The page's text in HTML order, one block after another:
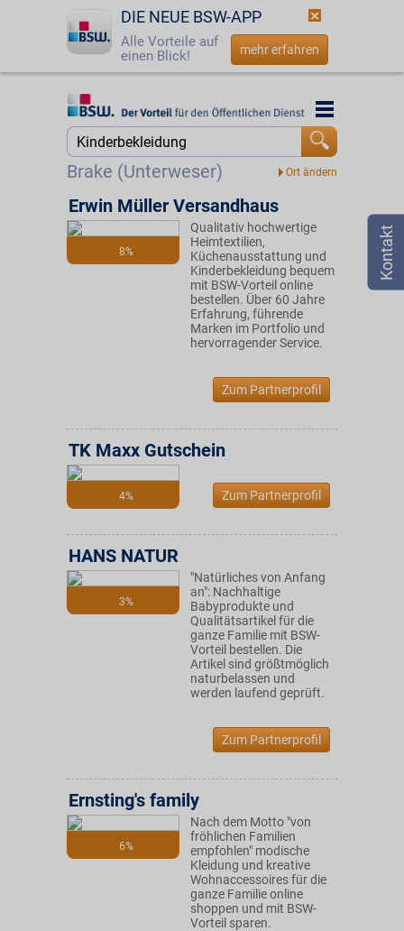
DIE NEUE BSW-APP
Alle Vorteile auf
einen Blick!
mehr erfahren
Startseite
Jetzt BSW-Mitglied werden
Login
☎ 0800 - 279 25 82
Brake (Unterweser)
Startseite
8%
Erwin Müller Versandhaus
Qualitativ hochwertige
Heimtextilien,
Küchenausstattung und
Kinderbekleidung bequem
mit BSW-Vorteil online
bestellen. Über 60 Jahre
Erfahrung, führende
Marken im Portfolio und
hervorragender Service.
Zum Partnerprofil
4%
TK Maxx Gutschein
Zum Partnerprofil
3%
HANS NATUR
"Natürliches von Anfang
an": Nachhaltige
Babyprodukte und
Qualitätsartikel für die
ganze Familie mit BSW-
Vorteil bestellen. Die
Artikel sind größtmöglich
naturbelassen und
werden laufend geprüft.
Zum Partnerprofil
6%
Ernsting's family
Nach dem Motto "von
fröhlichen Familien
empfohlen" modische
Kleidung und kreative
Wohnaccessoires für die
ganze Familie online
shoppen und mit BSW-
Vorteil sparen.